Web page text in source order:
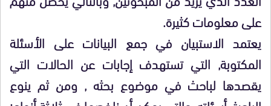
على معلومات كثيرة.
يعتمد الاستبيان في جمع البيانات على الأسئلة
المكتوبة, التي تستهدف إجابات عن الحالات التي
يقصدها لباحث في موضوع بحثه , ومن ثم ينوع